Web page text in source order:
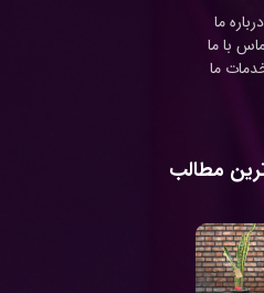
درباره ما
با ما
ما
مطالب